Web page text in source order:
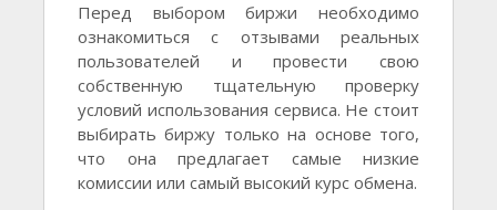
Перед выбором биржи необходимо
ознакомиться с отзывами реальных
пользователей и провести свою
собственную тщательную проверку
условий использования сервиса. Не стоит
выбирать биржу только на основе того,
что она предлагает самые низкие
комиссии или самый высокий курс обмена.